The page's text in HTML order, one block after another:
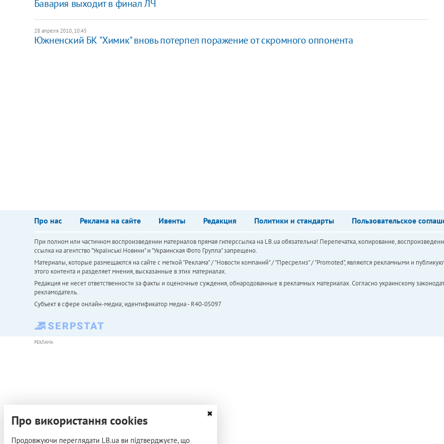
Бавария выходит в финал ЛЧ
28 апреля 2010, 10:45
Южненский БК "Химик" вновь потерпел поражение от скромного оппонента
Про нас Реклама на сайте Ивенты Редакция Политики и стандарты Пользовательское
При полном или частичном воспроизведении материалов прямая гиперссылка на LB.ua обязательна! Перепечатка, копирование,
ссылка на агентство "Українськi Новини" и "Украинская Фото Группа" запрещено.
Материалы, которые размещаются на сайте с меткой "Реклама" / "Новости компаний" / "Пресрелиз" / "Promoted", являются рекламными и
этого контента и разделяет мнения, высказанные в этих материалах.
Редакция не несет ответственности за факты и оценочные суждения, обнародованные в рекламных материалах. Согласно украинскому
рекламодатель.
Субъект в сфере онлайн-медиа; идентификатор медиа - R40-05097
РЕКЛАМА
Про використання cookies
Продовжуючи переглядати LB.ua ви підтверджуєте, що